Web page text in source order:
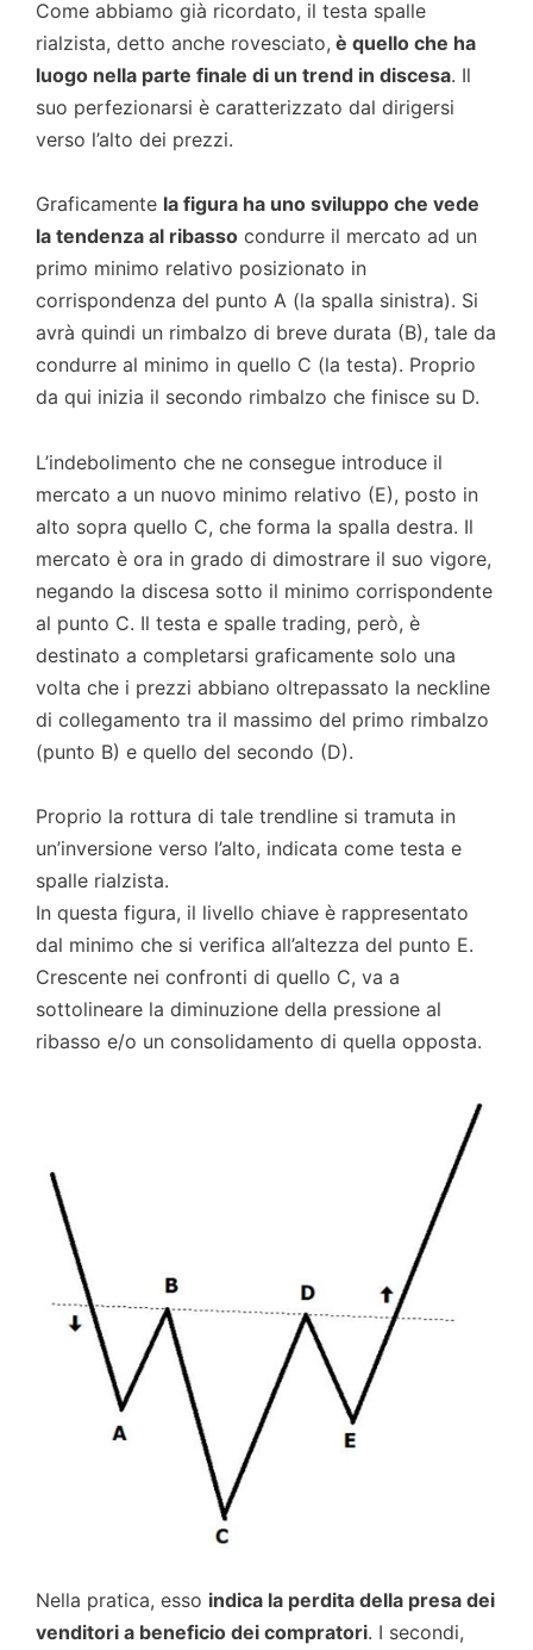
Come abbiamo già ricordato, il testa spalle
rialzista, detto anche rovesciato, è quello che ha
luogo nella parte finale di un trend in discesa. Il
suo perfezionarsi è caratterizzato dal dirigersi
verso l’alto dei prezzi.
Graficamente la figura ha uno sviluppo che vede
la tendenza al ribasso condurre il mercato ad un
primo minimo relativo posizionato in
corrispondenza del punto A (la spalla sinistra). Si
avrà quindi un rimbalzo di breve durata (B), tale da
condurre al minimo in quello C (la testa). Proprio
da qui inizia il secondo rimbalzo che finisce su D.
L’indebolimento che ne consegue introduce il
mercato a un nuovo minimo relativo (E), posto in
alto sopra quello C, che forma la spalla destra. Il
mercato è ora in grado di dimostrare il suo vigore,
negando la discesa sotto il minimo corrispondente
al punto C. Il testa e spalle trading, però, è
destinato a completarsi graficamente solo una
volta che i prezzi abbiano oltrepassato la neckline
di collegamento tra il massimo del primo rimbalzo
(punto B) e quello del secondo (D).
Proprio la rottura di tale trendline si tramuta in
un’inversione verso l’alto, indicata come testa e
spalle rialzista.
In questa figura, il livello chiave è rappresentato
dal minimo che si verifica all’altezza del punto E.
Crescente nei confronti di quello C, va a
sottolineare la diminuzione della pressione al
ribasso e/o un consolidamento di quella opposta.
Nella pratica, esso indica la perdita della presa dei
venditori a beneficio dei compratori. I secondi,